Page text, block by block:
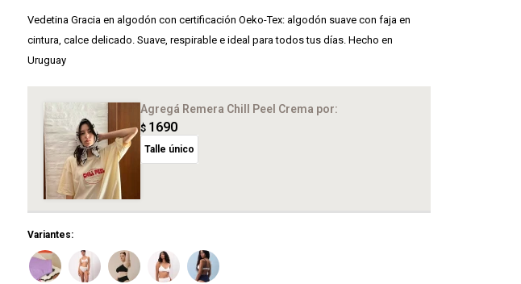
Vedetina Gracia en algodón con certificación Oeko-Tex: algodón suave con faja en
cintura, calce delicado. Suave, respirable e ideal para todos tus días. Hecho en
Uruguay
Agregá Remera Chill Peel Crema por:
$ 1690
Talle único
Variantes: